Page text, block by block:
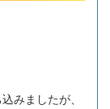
みましたが、